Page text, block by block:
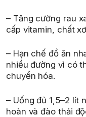
– Tăng cường rau
cấp vitamin, chất
– Hạn chế đồ ăn
nhiều đường vì có
chuyển hóa.
– Uống đủ 1,5–2 lít
hoàn và đào thải